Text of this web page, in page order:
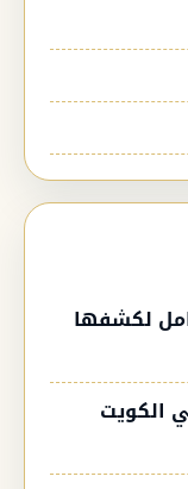
لكشفها
الكويت